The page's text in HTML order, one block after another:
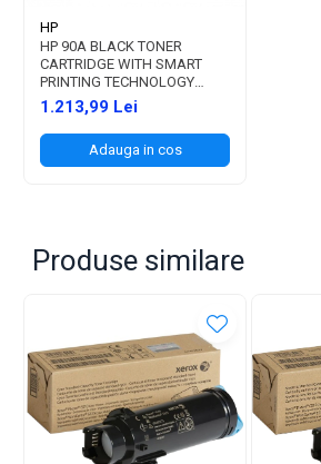
HP
HP 90A BLACK TONER
CARTRIDGE WITH SMART
PRINTING TECHNOLOGY
(10K)
1.213,99 Lei
Adauga in cos
Produse similare